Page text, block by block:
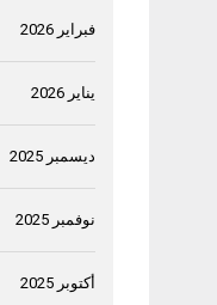
فبراير 2026
يناير 2026
ديسمبر 2025
نوفمبر 2025
أكتوبر 2025